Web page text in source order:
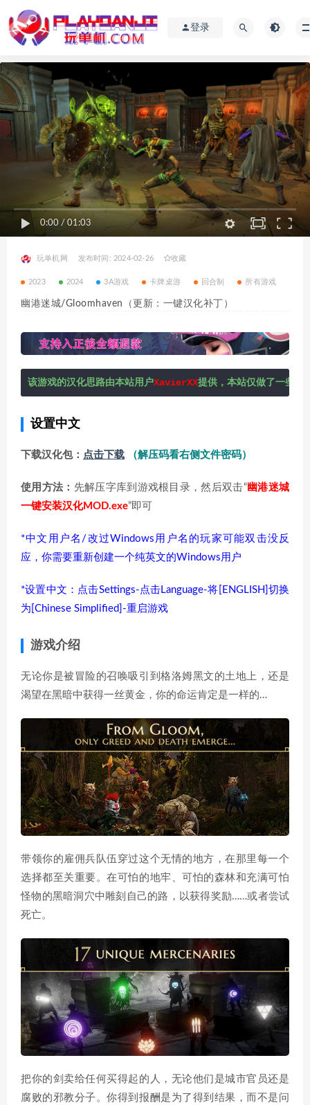
登录
0:00 / 01:03
玩单机网 发布时间: 2024-02-26 收藏
2023 2024 3A游戏 卡牌桌游 回合制 所有游戏
幽港迷城/Gloomhaven（更新：一键汉化补丁）
该游戏的汉化思路由本站用户XavierXX提供，本站仅做了一些适
设置中文
下载汉化包： 点击下载 （解压码看右侧文件密码）
使用方法： 先解压字库到游戏根目录，然后双击“幽港迷城
一键安装汉化MOD.exe”即可
*中文用户名/改过Windows用户名的玩家可能双击没反
应，你需要重新创建一个纯英文的Windows用户
*设置中文：点击Settings-点击Language-将[ENGLISH]切换
为[Chinese Simplified]-重启游戏
游戏介绍
无论你是被冒险的召唤吸引到格洛姆黑文的土地上，还是
渴望在黑暗中获得一丝黄金，你的命运肯定是一样的…
带领你的雇佣兵队伍穿过这个无情的地方，在那里每一个
选择都至关重要。在可怕的地牢、可怕的森林和充满可怕
怪物的黑暗洞穴中雕刻自己的路，以获得奖励……或者尝试
死亡。
把你的剑卖给任何买得起的人，无论他们是城市官员还是
腐败的邪教分子。你得到报酬是为了得到结果，而不是问